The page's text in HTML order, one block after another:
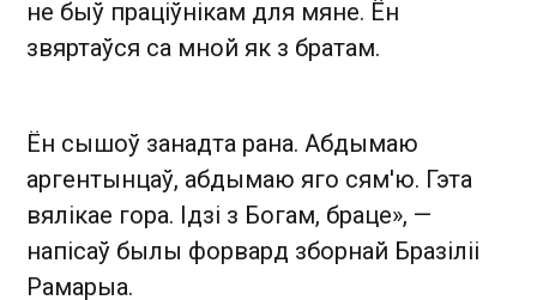
не быў праціўнікам для мяне. Ён
звяртаўся са мной як з братам.
Ён сышоў занадта рана. Абдымаю
аргентынцаў, абдымаю яго сям'ю. Гэта
вялікае гора. Ідзі з Богам, браце», —
напісаў былы форвард зборнай Бразіліі
Рамарыа.